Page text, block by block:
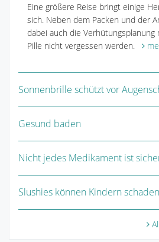
Eine größere Reise bringt einige
sich. Neben dem Packen und der
dabei auch die Verhütungsplanung
Pille nicht vergessen werden.
Sonnenbrille schützt vor
Gesund baden
Nicht jedes Medikament ist
Slushies können Kindern schaden